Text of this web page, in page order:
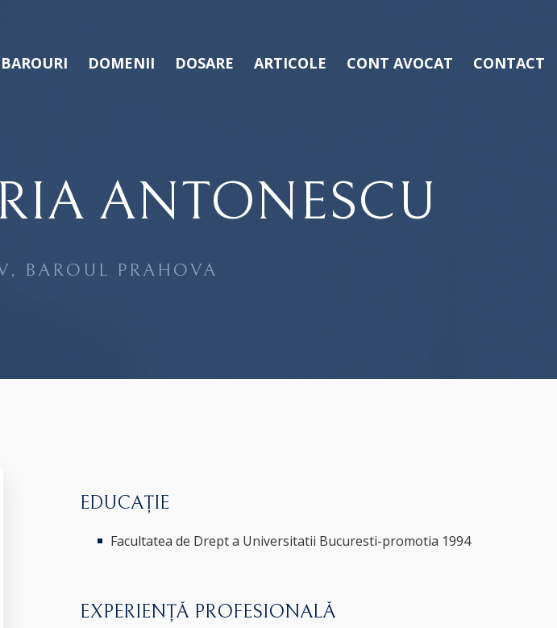
BAROURI DOMENII DOSARE ARTICOLE CONT AVOCAT CONTACT
ANTONESCU
BAROUL PRAHOVA
EDUCAȚIE
Facultatea de Drept a Universitatii Bucuresti-promotia 1994
EXPERIENȚĂ PROFESIONALĂ